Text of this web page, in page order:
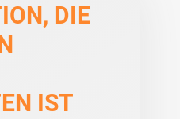
DIE
IST